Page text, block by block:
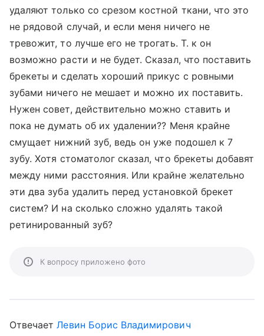
удаляют только со срезом костной ткани, что это
не рядовой случай, и если меня ничего не
тревожит, то лучше его не трогать. Т. к он
возможно расти и не будет. Сказал, что поставить
брекеты и сделать хороший прикус с ровными
зубами ничего не мешает и можно их поставить.
Нужен совет, действительно можно ставить и
пока не думать об их удалении?? Меня крайне
смущает нижний зуб, ведь он уже подошел к 7
зубу. Хотя стоматолог сказал, что брекеты добавят
между ними расстояния. Или крайне желательно
эти два зуба удалить перед установкой брекет
систем? И на сколько сложно удалять такой
ретинированный зуб?
К вопросу приложено фото
ОтвечаетЛевин Борис Владимирович